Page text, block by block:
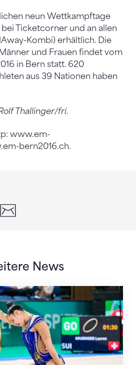
neun Wettkampftage
Ticketcorner und an allen
Kombi) erhältlich. Die
und Frauen findet vom
in Bern statt. 620
aus 39 Nationen haben
Thallinger/fri.
www.em-
bern2016.ch.
whatsapp
News